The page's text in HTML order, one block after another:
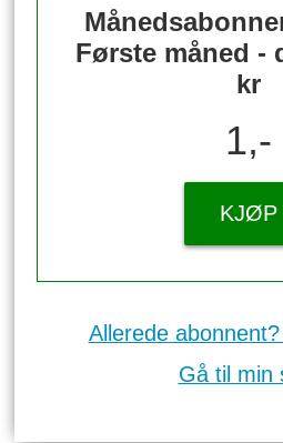
Første måned -
kr
1,-
KJØP
Allerede
Gå til min